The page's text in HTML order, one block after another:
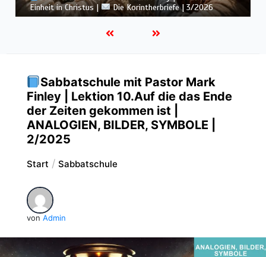
Botschaft vom Kreuz |
Die Korintherbriefe | 3/2026
Sabbatschule mit Pastor Mark
Finley | Lektion 10.Auf die das Ende
der Zeiten gekommen ist |
ANALOGIEN, BILDER, SYMBOLE |
2/2025
Start Sabbatschule
von Admin